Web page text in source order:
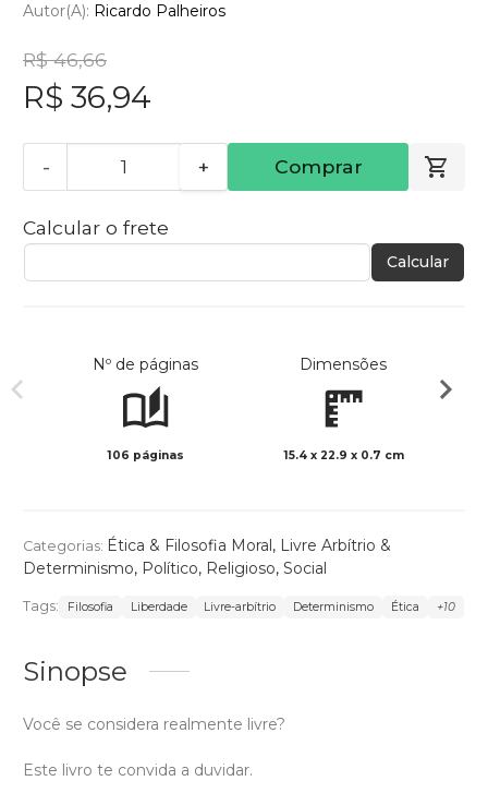
Autor(a): Ricardo Palheiros
R$ 46,66
R$ 36,94
- + Comprar
Calcular o frete
Calcular
Nº de páginas
106 páginas
Dimensões
15.4 x 22.9 x 0.7 cm
Categorias: Ética & Filosofia Moral, Livre Arbítrio &
Determinismo, Político, Religioso, Social
Tags: Filosofia Liberdade Livre-arbítrio Determinismo Ética +10
Sinopse
Você se considera realmente livre?
Este livro te convida a duvidar.